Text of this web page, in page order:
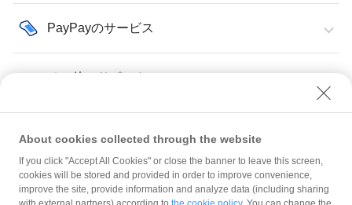
PayPayのサービス
その他・サポート
プラン・契約 料金
About cookies collected through the website
If you click "Accept All Cookies" or close the banner to leave this screen,
cookies will be stored and provided in order to improve convenience,
improve the site, provide information and analyze data (including sharing